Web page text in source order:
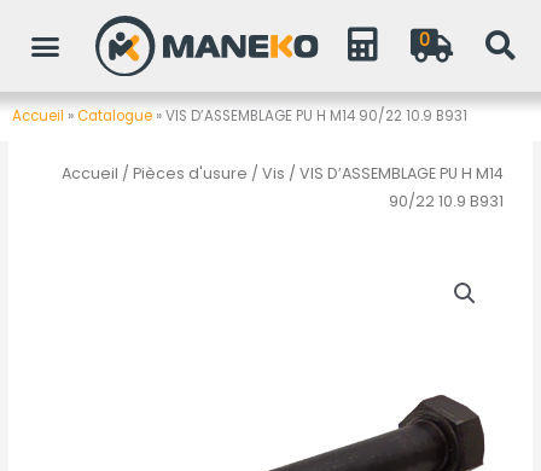
0
Accueil »Catalogue »VIS D’ASSEMBLAGE PU H M14 90/22 10.9 B931
Accueil / Pièces d'usure / Vis / VIS D’ASSEMBLAGE PU H M14
90/22 10.9 B931